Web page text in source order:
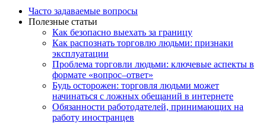
Часто задаваемые вопросы
Полезные статьи
Как безопасно выехать за границу
Как распознать торговлю людьми: признаки
эксплуатации
Проблема торговли людьми: ключевые аспекты в
формате «вопрос–ответ»
Будь осторожен: торговля людьми может
начинаться с ложных обещаний в интернете
Обязанности работодателей, принимающих на
работу иностранцев